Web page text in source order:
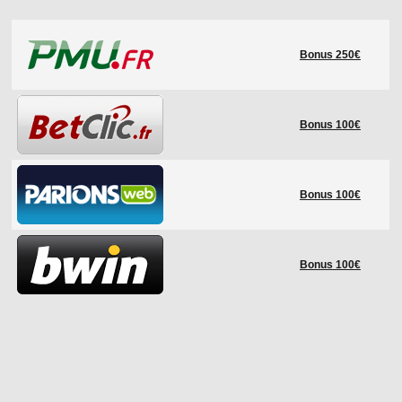
LES STADES
HISTORIQUE
COUPE DES CONFÉDÉRATIONS
Bonus 250€
Bonus 100€
Bonus 100€
Bonus 100€